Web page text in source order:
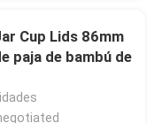
Cup Lids 86mm
paja de bambú de